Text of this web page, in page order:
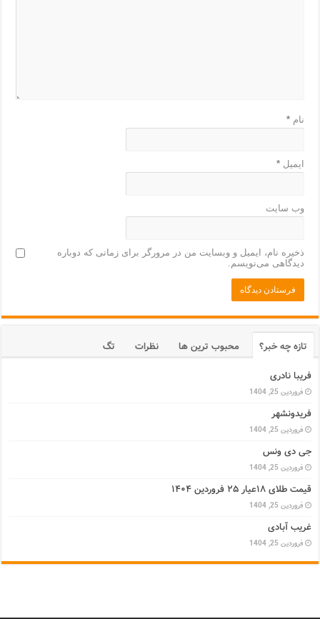
نام*
ایمیل*
وب‌ سایت
ذخیره نام، ایمیل و وبسایت من در مرورگر برای زمانی که دوباره
دیدگاهی می‌نویسم.
تازه چه خبر؟ محبوب ترین ها نظرات
تگ
فریبا نادری
فروردین 25, 1404
فریدونشهر
فروردین 25, 1404
جی دی ونس
فروردین 25, 1404
قیمت طلای ۱۸عیار ۲۵ فروردین ۱۴۰۴
فروردین 25, 1404
غریب آبادی
فروردین 25, 1404